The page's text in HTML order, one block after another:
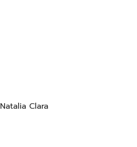
Natalia Clara